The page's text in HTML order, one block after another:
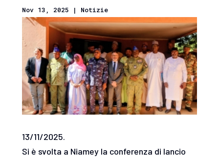
Nov 13, 2025 | Notizie
13/11/2025.
Si è svolta a Niamey la conferenza di lancio